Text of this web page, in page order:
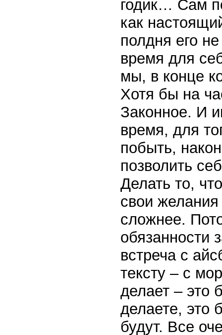
годик… Сам
как
полдня его
время для
мы, в конце
Хотя бы на
Законное. И
время, для
побыть,
позволить
Делать то,
свои
сложнее.
обязанности
встреча с
тексту – с
делает – это
делаете, это
будут. Все